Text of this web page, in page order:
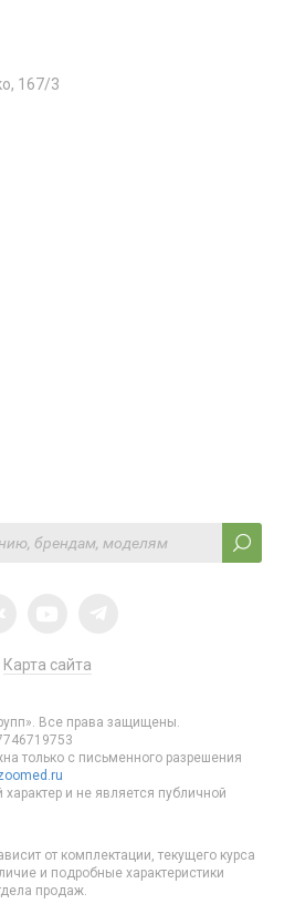
167/3
Карта сайта
Все права защищены.
только с письменного разрешения
и не является публичной
от комплектации, текущего курса
и подробные характеристики
продаж.